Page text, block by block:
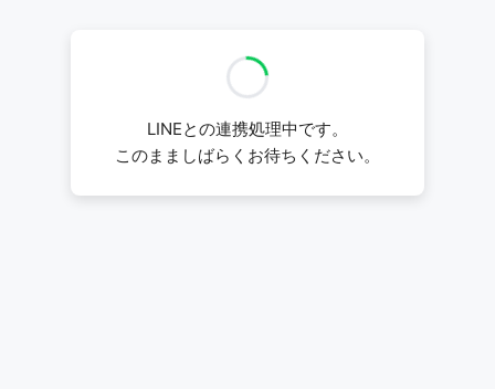
LINEとの連携処理中です。
このまましばらくお待ちください。